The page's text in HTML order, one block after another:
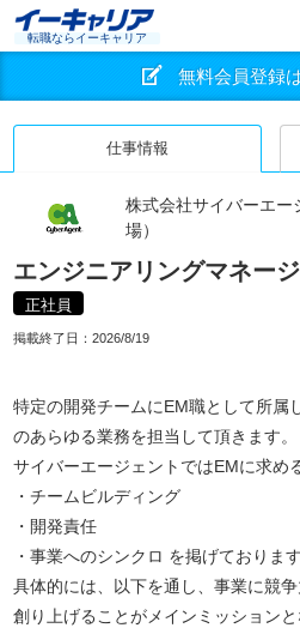
転職ならイーキャリア
無料会員登録
仕事情報
株式会社サイバーエー
場）
エンジニアリングマネー
正社員
掲載終了日： 2026/8/19
特定の開発チームにEM職として所属
のあらゆる業務を担当して頂きます。
サイバーエージェントではEMに求め
・チームビルディング
・開発責任
・事業へのシンクロ を掲げております
具体的には、以下を通し、事業に競
創り上げることがメインミッションと